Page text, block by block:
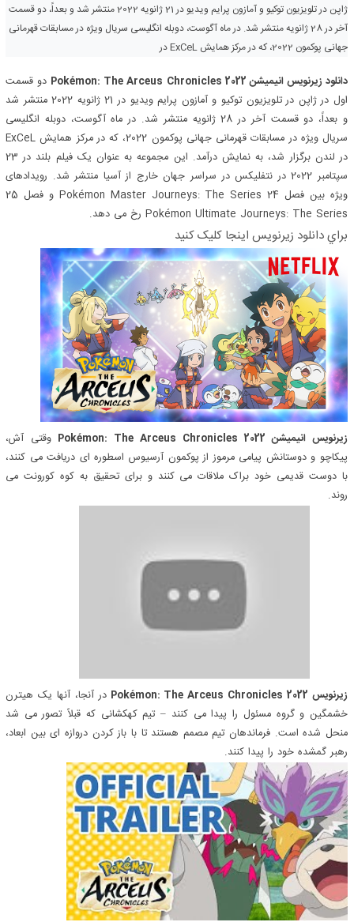
ژاپن در تلویزیون توکیو و آمازون پرایم ویدیو در 21 ژانویه 2022 منتشر شد و بعداً، دو قسمت
آخر در 28 ژانویه منتشر شد. در ماه آگوست، دوبله انگلیسی سریال ویژه در مسابقات قهرمانی
جهانی پوکمون 2022، که در مرکز همایش ExCeL در
دانلود زیرنویس انیمیشن Pokémon: The Arceus Chronicles 2022
دو قسمت
اول در ژاپن در تلویزیون توکیو و آمازون پرایم ویدیو در 21 ژانویه 2022 منتشر شد
و بعداً، دو قسمت آخر در 28 ژانویه منتشر شد. در ماه آگوست، دوبله انگلیسی
سریال ویژه در مسابقات قهرمانی جهانی پوکمون 2022، که در مرکز همایش ExCeL
در لندن برگزار شد، به نمایش درآمد. این مجموعه به عنوان یک فیلم بلند در 23
سپتامبر 2022 در نتفلیکس در سراسر جهان خارج از آسیا منتشر شد. رویدادهای
ویژه بین فصل 24 Pokémon Master Journeys: The Series و فصل 25
Pokémon Ultimate Journeys: The Series رخ می دهد.
براي دانلود زيرنويس اينجا کليک کنيد
زیرنویس انیمیشن Pokémon: The Arceus Chronicles 2022
وقتی آش،
پیکاچو و دوستانش پیامی مرموز از پوکمون آرسیوس اسطوره ای دریافت می کنند،
با دوست قدیمی خود براک ملاقات می کنند و برای تحقیق به کوه کورونت می
روند.
زیرنویس Pokémon: The Arceus Chronicles 2022
در آنجا، آنها یک هیترن
خشمگین و گروه مسئول را پیدا می کنند – تیم کهکشانی که قبلاً تصور می شد
منحل شده است. فرماندهان تیم مصمم هستند تا با باز کردن دروازه ای بین ابعاد،
رهبر گمشده خود را پیدا کنند.